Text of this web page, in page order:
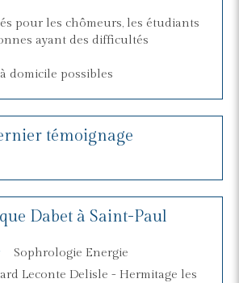
pour les chômeurs, les étudiants
ayant des difficultés
domicile possibles
témoignage
Dabet à Saint-Paul
Sophrologie Energie
Leconte Delisle - Hermitage les